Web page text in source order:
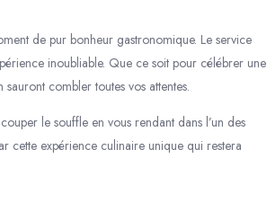
de pur bonheur gastronomique. Le service
inoubliable. Que ce soit pour célébrer une
combler toutes vos attentes.
le souffle en vous rendant dans l’un des
cette expérience culinaire unique qui restera